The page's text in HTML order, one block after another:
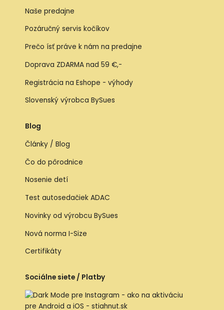
Naše predajne
Pozáručný servis kočíkov
Prečo ísť práve k nám na predajne
Doprava ZDARMA nad 59 €,-
Registrácia na Eshope - výhody
Slovenský výrobca BySues
Blog
Články / Blog
Čo do pôrodnice
Nosenie detí
Test autosedačiek ADAC
Novinky od výrobcu BySues
Nová norma I-Size
Certifikáty
Sociálne siete / Platby